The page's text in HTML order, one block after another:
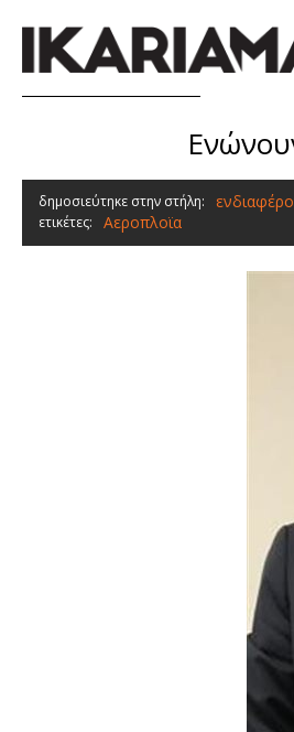
δημοσιεύτηκε στην στήλη:
ετικέτες: Αεροπλοϊα